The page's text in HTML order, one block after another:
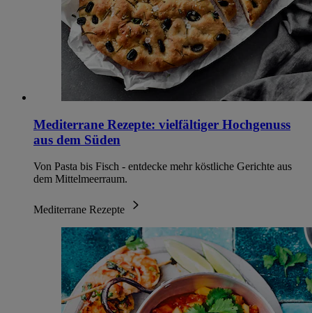
Mediterrane Rezepte: vielfältiger Hochgenuss
aus dem Süden
Von Pasta bis Fisch - entdecke mehr köstliche Gerichte aus
dem Mittelmeerraum.
Mediterrane Rezepte